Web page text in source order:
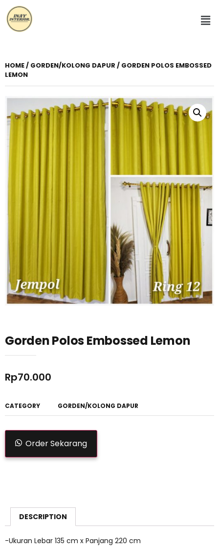
HOME/ GORDEN/KOLONG DAPUR / GORDEN POLOS EMBOSSED
LEMON
Gorden Polos Embossed Lemon
Rp70.000
CATEGORY GORDEN/KOLONG DAPUR
Order Sekarang
DESCRIPTION
-Ukuran Lebar 135 cm x Panjang 220 cm